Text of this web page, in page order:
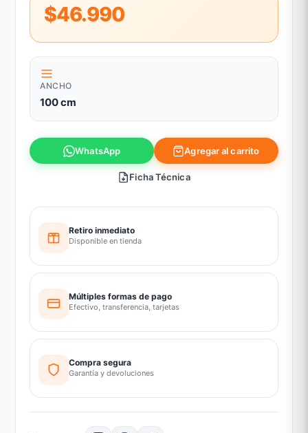
$46.990
ANCHO
100 cm
WhatsApp Agregar al carrito
Ficha Técnica
Retiro inmediato
Disponible en tienda
Múltiples formas de pago
Efectivo, transferencia, tarjetas
Compra segura
Garantía y devoluciones